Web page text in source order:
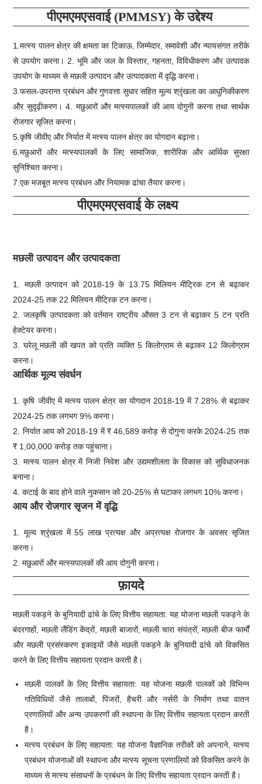
पीएमएमएसवाई (PMMSY) के उद्देश्य
1.मत्स्य पालन क्षेत्र की क्षमता का टिकाऊ, जिम्मेदार, समावेशी और न्यायसंगत तरीके
से उपयोग करना। 2. भूमि और जल के विस्तार, गहनता, विविधीकरण और उत्पादक
उपयोग के माध्यम से मछली उत्पादन और उत्पादकता में वृद्धि करना।
3.फसल-उपरान्त प्रबंधन और गुणवत्ता सुधार सहित मूल्य श्रृंखला का आधुनिकीकरण
और सुदृढ़ीकरण। 4. मछुआरों और मत्स्यपालकों की आय दोगुनी करना तथा सार्थक
रोजगार सृजित करना।
5.कृषि जीवीए और निर्यात में मत्स्य पालन क्षेत्र का योगदान बढ़ाना।
6.मछुआरों और मत्स्यपालकों के लिए सामाजिक, शारीरिक और आर्थिक सुरक्षा
सुनिश्चित करना।
7.एक मजबूत मत्स्य प्रबंधन और नियामक ढांचा तैयार करना।
पीएमएमएसवाई के लक्ष्य
मछली उत्पादन और उत्पादकता
1. मछली उत्पादन को 2018-19 के 13.75 मिलियन मीट्रिक टन से बढ़ाकर
2024-25 तक 22 मिलियन मीट्रिक टन करना।
2. जलकृषि उत्पादकता को वर्तमान राष्ट्रीय औसत 3 टन से बढ़ाकर 5 टन प्रति
हेक्टेयर करना।
3. घरेलू मछली की खपत को प्रति व्यक्ति 5 किलोग्राम से बढ़ाकर 12 किलोग्राम
करना।
आर्थिक मूल्य संवर्धन
1. कृषि जीवीए में मत्स्य पालन क्षेत्र का योगदान 2018-19 में 7.28% से बढ़ाकर
2024-25 तक लगभग 9% करना।
2. निर्यात आय को 2018-19 में ₹ 46,589 करोड़ से दोगुना करके 2024-25 तक
₹ 1,00,000 करोड़ तक पहुंचाना।
3. मत्स्य पालन क्षेत्र में निजी निवेश और उद्यमशीलता के विकास को सुविधाजनक
बनाना।
4. कटाई के बाद होने वाले नुकसान को 20-25% से घटाकर लगभग 10% करना।
आय और रोजगार सृजन में वृद्धि
1. मूल्य श्रृंखला में 55 लाख प्रत्यक्ष और अप्रत्यक्ष रोजगार के अवसर सृजित
करना।
2. मछुआरों और मत्स्यपालकों की आय दोगुनी करना।
फ़ायदे
मछली पकड़ने के बुनियादी ढांचे के लिए वित्तीय सहायता: यह योजना मछली पकड़ने के
बंदरगाहों, मछली लैंडिंग केंद्रों, मछली बाजारों, मछली चारा संयंत्रों, मछली बीज फार्मों
और मछली प्रसंस्करण इकाइयों जैसे मछली पकड़ने के बुनियादी ढांचे को विकसित
करने के लिए वित्तीय सहायता प्रदान करती है।
मछली पालकों के लिए वित्तीय सहायता: यह योजना मछली पालकों को विभिन्न
गतिविधियों जैसे तालाबों, पिंजरों, हैचरी और नर्सरी के निर्माण तथा वातन
प्रणालियों और अन्य उपकरणों की स्थापना के लिए वित्तीय सहायता प्रदान करती
है।
मत्स्य प्रबंधन के लिए सहायता: यह योजना वैज्ञानिक तरीकों को अपनाने, मत्स्य
प्रबंधन योजनाओं की स्थापना और मत्स्य सूचना प्रणालियों को विकसित करने के
माध्यम से मत्स्य संसाधनों के प्रबंधन के लिए वित्तीय सहायता प्रदान करती है।